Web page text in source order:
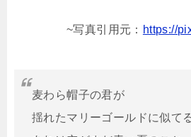
~写真引用元： https://
麦わら帽子の君が
揺れたマリーゴールドに似て